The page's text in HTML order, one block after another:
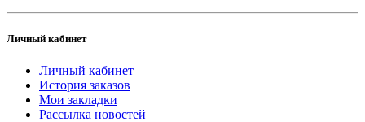
Личный кабинет
Личный кабинет
История заказов
Мои закладки
Рассылка новостей